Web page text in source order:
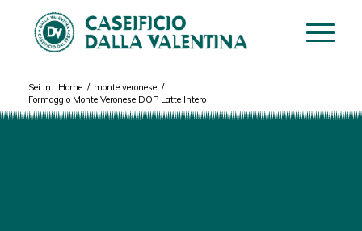
Sei in: Home / monte veronese /
Formaggio Monte Veronese DOP Latte Intero